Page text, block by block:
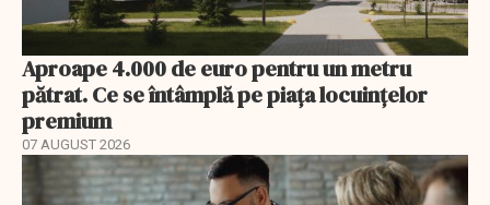
Aproape 4.000 de euro pentru un metru
pătrat. Ce se întâmplă pe piața locuințelor
premium
07 AUGUST 2026